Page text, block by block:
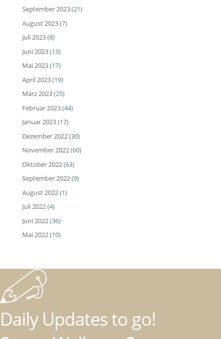
September 2023(21)
August 2023(7)
Juli 2023(8)
Juni 2023(13)
Mai 2023(17)
April 2023(19)
März 2023(25)
Februar 2023(44)
Januar 2023(17)
Dezember 2022(30)
November 2022(60)
Oktober 2022(63)
September 2022(9)
August 2022(1)
Juli 2022(4)
Juni 2022(36)
Mai 2022(10)
Daily Updates to go!